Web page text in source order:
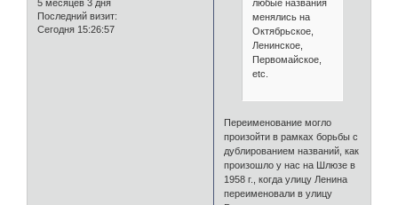
5 месяцев 3 дня
Последний визит:
Сегодня 15:26:57
любые названия
менялись на
Октябрьское,
Ленинское,
Первомайское,
etc.
Переименование могло
произойти в рамках борьбы с
дублированием названий, как
произошло у нас на Шлюзе в
1958 г., когда улицу Ленина
переименовали в улицу